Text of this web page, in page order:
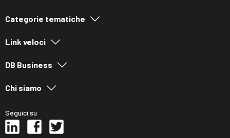
Categorie tematiche
Link veloci
DB Business
Chi siamo
Seguici su